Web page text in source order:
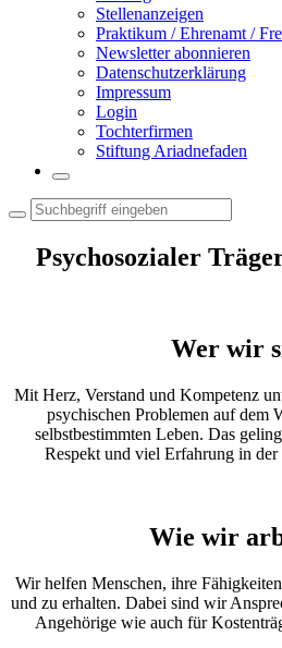
Stellenanzeigen
Praktikum / Ehrenamt /
Newsletter abonnieren
Datenschutzerklärung
Impressum
Login
Tochterfirmen
Stiftung Ariadnefaden
Psychosozialer
Wer wir
Mit Herz, Verstand und Kompetenz
psychischen Problemen auf dem
selbstbestimmten Leben. Das
Respekt und viel Erfahrung in
Wie wir
Wir helfen Menschen, ihre
und zu erhalten. Dabei sind wir
Angehörige wie auch für